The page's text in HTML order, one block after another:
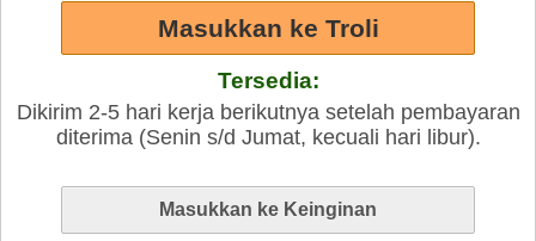
Tersedia:
Dikirim 2-5 hari kerja berikutnya setelah pembayaran
diterima (Senin s/d Jumat, kecuali hari libur).